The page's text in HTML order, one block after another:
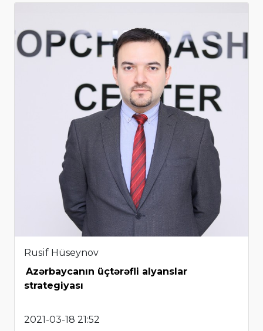
Rusif Hüseynov
Azərbaycanın üçtərəfli alyanslar
strategiyası
2021-03-18 21:52